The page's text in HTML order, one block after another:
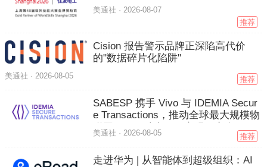
信技能人才成长
美通社 · 2026-08-07
推荐
Cision 报告警示品牌正深陷高代价
的"数据碎片化陷阱"
美通社 · 2026-08-05 推荐
SABESP 携手 Vivo 与 IDEMIA Secur
e Transactions，推动全球最大规模物
联网项目，助力巴西实现更安全、更
可持续的水务管理
美通社 ·2026-08-05 推荐
走进华为 | 从智能体到超级组织：AI